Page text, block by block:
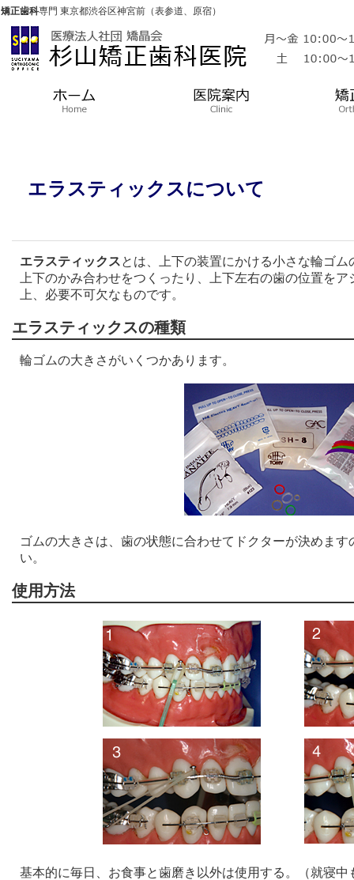
矯正歯科専門 東京都渋谷区神宮前（表参道、原宿）
エラスティックスについて
エラスティックスとは、上下の装置にかける小さな輪ゴム
上下のかみ合わせをつくったり、上下左右の歯の位置を
上、必要不可欠なものです。
エラスティックスの種類
輪ゴムの大きさがいくつかあります。
ゴムの大きさは、歯の状態に合わせてドクターが決めま
い。
使用方法
基本的に毎日、お食事と歯磨き以外は使用する。（就寝中